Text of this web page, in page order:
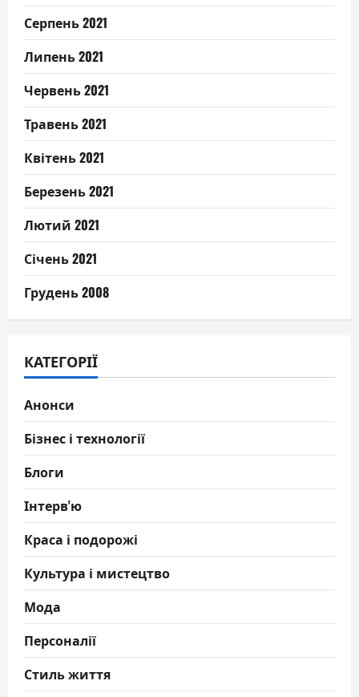
Серпень 2021
Липень 2021
Червень 2021
Травень 2021
Квітень 2021
Березень 2021
Лютий 2021
Січень 2021
Грудень 2008
КАТЕГОРІЇ
Анонси
Бізнес і технології
Блоги
Інтерв'ю
Краса і подорожі
Культура і мистецтво
Мода
Персоналії
Стиль життя